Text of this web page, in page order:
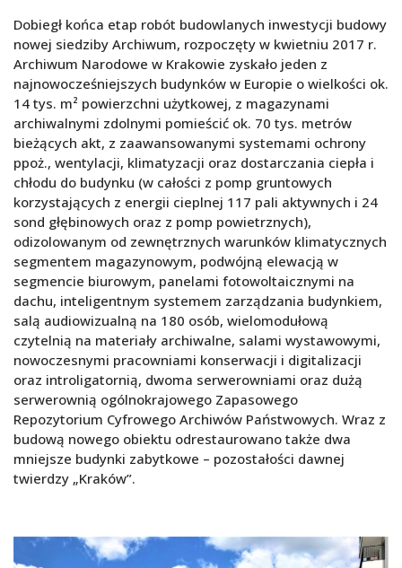
Dobiegł końca etap robót budowlanych inwestycji budowy
nowej siedziby Archiwum, rozpoczęty w kwietniu 2017 r.
Archiwum Narodowe w Krakowie zyskało jeden z
najnowocześniejszych budynków w Europie o wielkości ok.
14 tys. m² powierzchni użytkowej, z magazynami
archiwalnymi zdolnymi pomieścić ok. 70 tys. metrów
bieżących akt, z zaawansowanymi systemami ochrony
ppoż., wentylacji, klimatyzacji oraz dostarczania ciepła i
chłodu do budynku (w całości z pomp gruntowych
korzystających z energii cieplnej 117 pali aktywnych i 24
sond głębinowych oraz z pomp powietrznych),
odizolowanym od zewnętrznych warunków klimatycznych
segmentem magazynowym, podwójną elewacją w
segmencie biurowym, panelami fotowoltaicznymi na
dachu, inteligentnym systemem zarządzania budynkiem,
salą audiowizualną na 180 osób, wielomodułową
czytelnią na materiały archiwalne, salami wystawowymi,
nowoczesnymi pracowniami konserwacji i digitalizacji
oraz introligatornią, dwoma serwerowniami oraz dużą
serwerownią ogólnokrajowego Zapasowego
Repozytorium Cyfrowego Archiwów Państwowych. Wraz z
budową nowego obiektu odrestaurowano także dwa
mniejsze budynki zabytkowe – pozostałości dawnej
twierdzy „Kraków”.